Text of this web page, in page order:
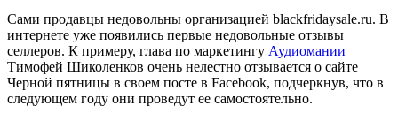
Сами продавцы недовольны организацией blackfridaysale.ru. В
интернете уже появились первые недовольные отзывы
селлеров. К примеру, глава по маркетингу Аудиомании
Тимофей Шиколенков очень нелестно отзывается о сайте
Черной пятницы в своем посте в Facebook, подчеркнув, что в
следующем году они проведут ее самостоятельно.